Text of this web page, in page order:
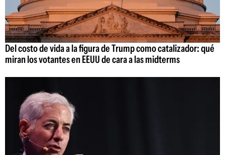
Del costo de vida a la figura de Trump como catalizador: qué
miran los votantes en EEUU de cara a las midterms